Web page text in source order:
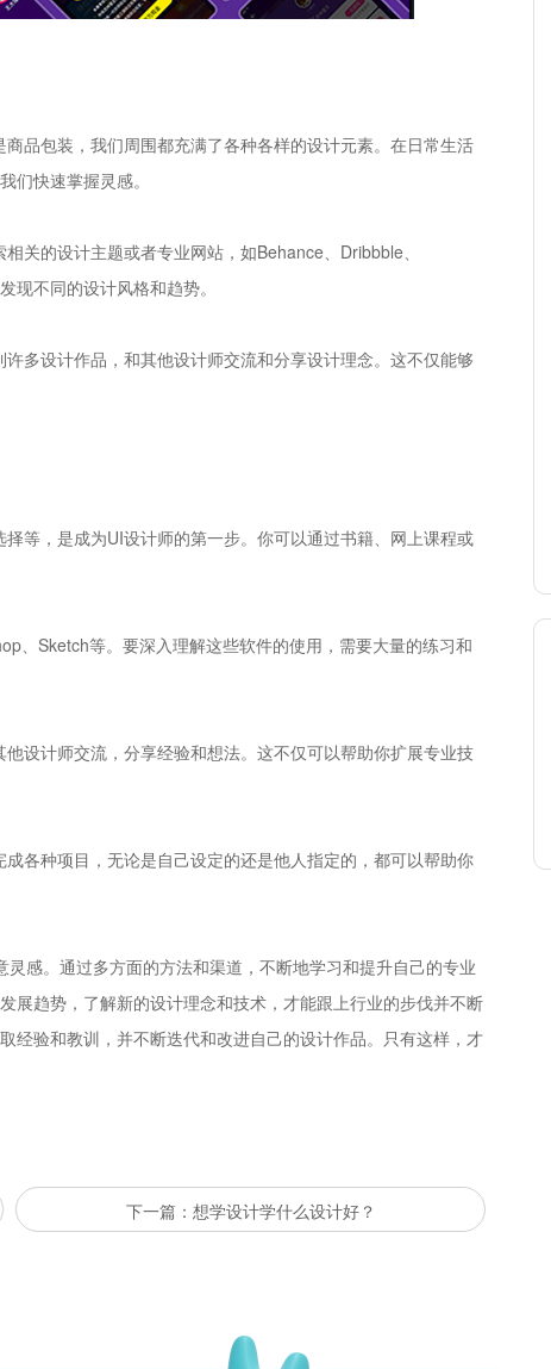
品包装，我们周围都充满了各种各样的设计元素。在日常生活
们快速掌握灵感。
关的设计主题或者专业网站，如Behance、Dribbble、
现不同的设计风格和趋势。
多设计作品，和其他设计师交流和分享设计理念。这不仅能够
等，是成为UI设计师的第一步。你可以通过书籍、网上课程或
、Sketch等。要深入理解这些软件的使用，需要大量的练习和
设计师交流，分享经验和想法。这不仅可以帮助你扩展专业技
各种项目，无论是自己设定的还是他人指定的，都可以帮助你
感。通过多方面的方法和渠道，不断地学习和提升自己的专业
展趋势，了解新的设计理念和技术，才能跟上行业的步伐并不断
经验和教训，并不断迭代和改进自己的设计作品。只有这样，才
下一篇：想学设计学什么设计好？